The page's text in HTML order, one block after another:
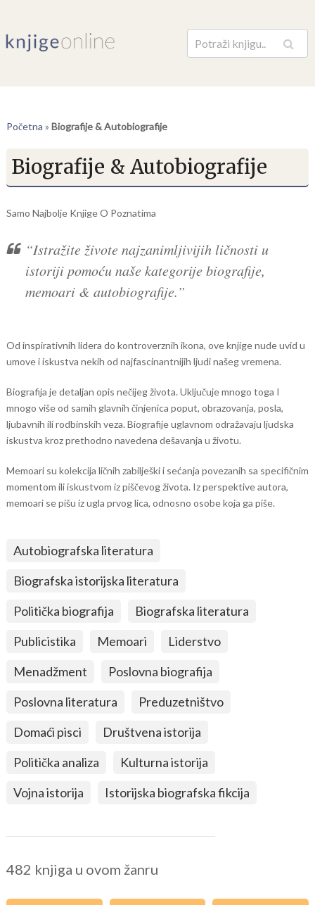
Pretraga
Početna » Biografije & Autobiografije
Biografije & Autobiografije
Samo Najbolje Knjige O Poznatima
“Istražite živote najzanimljivijih ličnosti u
istoriji pomoću naše kategorije biografije,
memoari & autobiografije.”
Od inspirativnih lidera do kontroverznih ikona, ove knjige nude uvid u
umove i iskustva nekih od najfascinantnijih ljudi našeg vremena.
Biografija je detaljan opis nečijeg života. Uključuje mnogo toga I
mnogo više od samih glavnih činjenica poput, obrazovanja, posla,
ljubavnih ili rodbinskih veza. Biografije uglavnom odražavaju ljudska
iskustva kroz prethodno navedena dešavanja u životu.
Memoari su kolekcija ličnih zabilješki i sećanja povezanih sa specifičnim
momentom ili iskustvom iz piščevog života. Iz perspektive autora,
memoari se pišu iz ugla prvog lica, odnosno osobe koja ga piše.
Autobiografska literatura
Biografska istorijska literatura
Politička biografija
Biografska literatura
Publicistika
Memoari
Liderstvo
Menadžment
Poslovna biografija
Poslovna literatura
Preduzetništvo
Domaći pisci
Društvena istorija
Politička analiza
Kulturna istorija
Vojna istorija
Istorijska biografska fikcija
482 knjiga u ovom žanru